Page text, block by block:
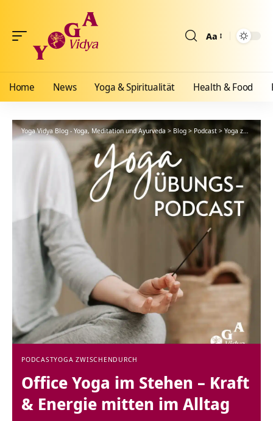
Aa
Home News Yoga & Spiritualität Health & Food
Yoga Vidya Blog - Yoga, Meditation und Ayurveda > Blog > Podcast > Yoga zwischendurch
PODCASTYOGA ZWISCHENDURCH
Office Yoga im Stehen – Kraft
& Energie mitten im Alltag